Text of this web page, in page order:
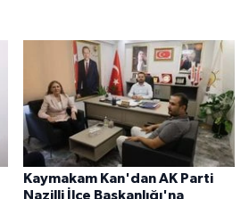
Kaymakam Kan'dan AK Parti
Nazilli İlçe Başkanlığı'na